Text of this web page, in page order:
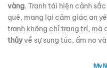
vàng. Tranh tái hiện cảnh
quê, mang lại cảm giác an
tranh không chỉ trang trí, mà
thủyvề sự sung túc, ấm no